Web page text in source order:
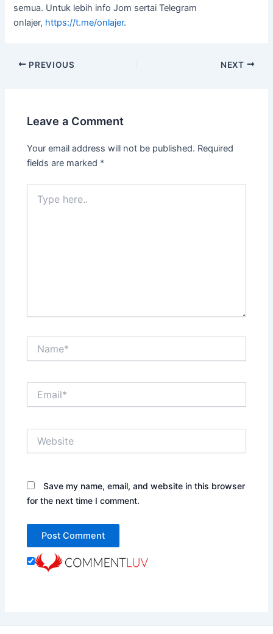
semua. Untuk lebih info Jom sertai Telegram
onlajer, https://t.me/onlajer.
PREVIOUS NEXT
Leave a Comment
Your email address will not be published. Required
fields are marked *
here..
Save my name, email, and website in this browser
for the next time I comment.